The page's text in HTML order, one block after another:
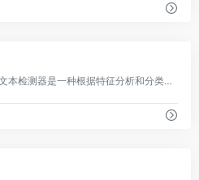
AI Text Detector: AI文本检测器是一种根据特征分析和分类内容的AI模型。